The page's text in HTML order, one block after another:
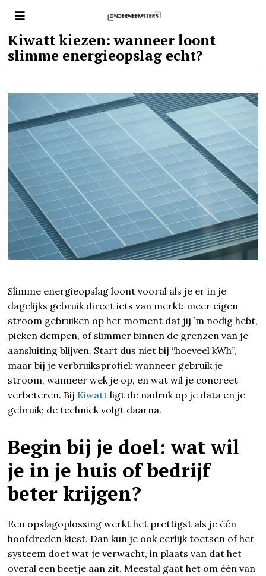
Kiwatt kiezen: wanneer loont
slimme energieopslag echt?
Slimme energieopslag loont vooral als je er in je
dagelijks gebruik direct iets van merkt: meer eigen
stroom gebruiken op het moment dat jij ’m nodig hebt,
pieken dempen, of slimmer binnen de grenzen van je
aansluiting blijven. Start dus niet bij “hoeveel kWh”,
maar bij je verbruiksprofiel: wanneer gebruik je
stroom, wanneer wek je op, en wat wil je concreet
verbeteren. Bij Kiwatt ligt de nadruk op je data en je
gebruik; de techniek volgt daarna.
Begin bij je doel: wat wil
je in je huis of bedrijf
beter krijgen?
Een opslagoplossing werkt het prettigst als je één
hoofdreden kiest. Dan kun je ook eerlijk toetsen of het
systeem doet wat je verwacht, in plaats van dat het
overal een beetje aan zit. Meestal gaat het om één van